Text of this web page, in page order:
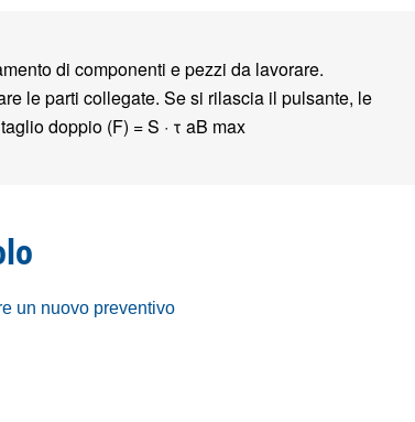
di componenti e pezzi da lavorare.
le parti collegate. Se si rilascia il pulsante, le
doppio (F) = S · τ aB max
un nuovo preventivo